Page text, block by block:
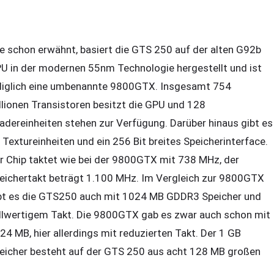
schon erwähnt, basiert die GTS 250 auf der alten G92b
in der modernen 55nm Technologie hergestellt und ist
eine umbenannte 9800GTX. Insgesamt 754
Transistoren besitzt die GPU und 128
stehen zur Verfügung. Darüber hinaus gibt es
Textureinheiten und ein 256 Bit breites Speicherinterface.
Chip taktet wie bei der 9800GTX mit 738 MHz, der
beträgt 1.100 MHz. Im Vergleich zur 9800GTX
es die GTS250 auch mit 1024 MB GDDR3 Speicher und
Takt. Die 9800GTX gab es zwar auch schon mit
MB, hier allerdings mit reduzierten Takt. Der 1 GB
besteht auf der GTS 250 aus acht 128 MB großen